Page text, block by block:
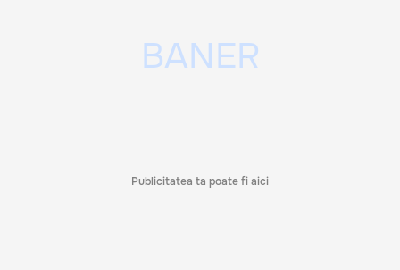
Publicitatea ta poate fi aici